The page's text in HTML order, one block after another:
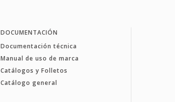
DOCUMENTACIÓN
Documentación técnica
Manual de uso de marca
Catálogos y Folletos
Catálogo general